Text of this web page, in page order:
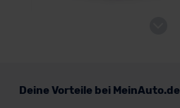
Deine Vorteile bei MeinAuto.de